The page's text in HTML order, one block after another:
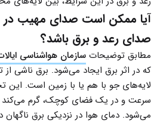
آیا ممکن است صدای مهیب در
صدای رعد و برق باشد؟
مطابق توضیحات سازمان هواشناسی
که در اثر برق ایجاد می‌شود. برق ناشی از
لایه‌های جو با هم یا با زمین است. این
سرعت و در یک فضای کوچک، گرم می‌کند
می‌شود. دمای هوا در نزدیکی برق ناگهان